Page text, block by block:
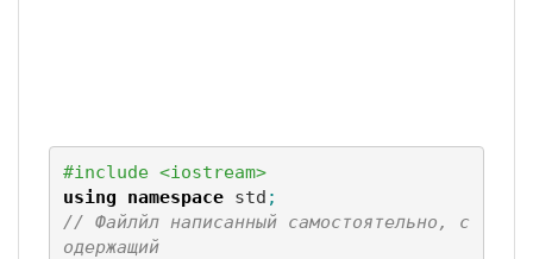
#include <iostream>
using
namespace std ;
// Файлйл написанный самостоятельно, с
одержащий